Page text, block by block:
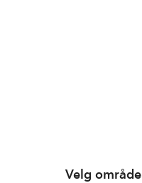
Velg område